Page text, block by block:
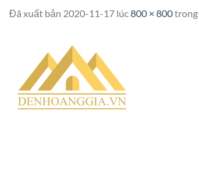
Đã xuất bản 2020-11-17 lúc800 × 800trong